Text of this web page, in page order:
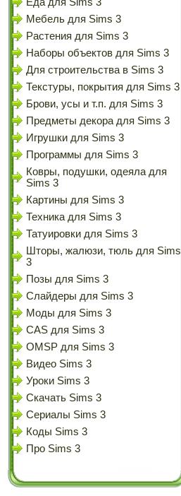
Мебель для Sims 3
Растения для Sims 3
Наборы объектов для Sims 3
Для строительства в Sims 3
Текстуры, покрытия для Sims 3
Брови, усы и т.п. для Sims 3
Предметы декора для Sims 3
Игрушки для Sims 3
Программы для Sims 3
Ковры, подушки, одеяла для
Sims 3
Картины для Sims 3
Техника для Sims 3
Татуировки для Sims 3
Шторы, жалюзи, тюль для Sims
3
Позы для Sims 3
Слайдеры для Sims 3
Моды для Sims 3
CAS для Sims 3
OMSP для Sims 3
Видео Sims 3
Уроки Sims 3
Скачать Sims 3
Сериалы Sims 3
Коды Sims 3
Про Sims 3